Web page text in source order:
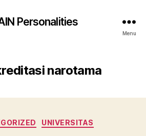
Personalities
Menu
narotama
Categories
UNIVERSITAS